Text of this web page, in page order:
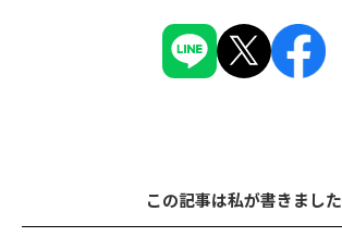
この記事は私が書きました